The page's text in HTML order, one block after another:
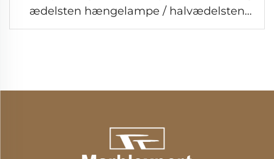
ædelsten hængelampe / halvædelsten
Tiffany hængelampe / Barokstil moderne